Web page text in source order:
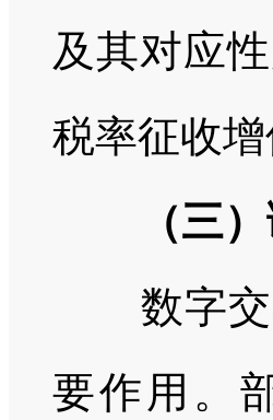
及其对应
税率征收
（三）谨
数字交
要作用。